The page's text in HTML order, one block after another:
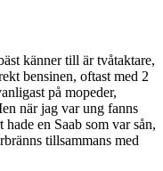
känner till är tvåtaktare,
bensinen, oftast med 2
på mopeder,
när jag var ung fanns
en Saab som var sån,
tillsammans med